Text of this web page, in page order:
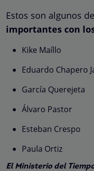
Estos son algunos
importantes con
Kike Maíllo
Eduardo Chapero
García Querejeta
Álvaro Pastor
Esteban Crespo
Paula Ortiz
El Ministerio del